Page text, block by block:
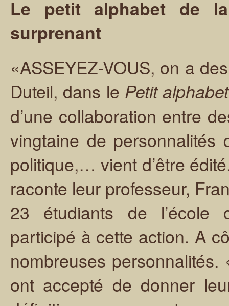
Le petit alphabet de
surprenant
«ASSEYEZ-VOUS, on a
Duteil, dans le Petit
d’une collaboration entre
vingtaine de personnalités
politique,… vient d’être
raconte leur professeur,
23 étudiants de l’école
participé à cette action. A
nombreuses
ont accepté de donner